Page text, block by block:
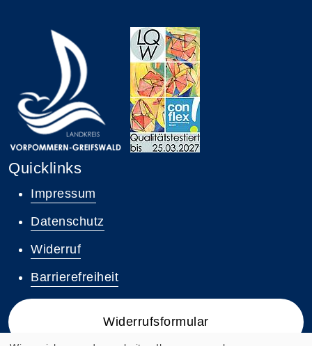
Quicklinks
Impressum
Datenschutz
Widerruf
Barrierefreiheit
Widerrufsformular